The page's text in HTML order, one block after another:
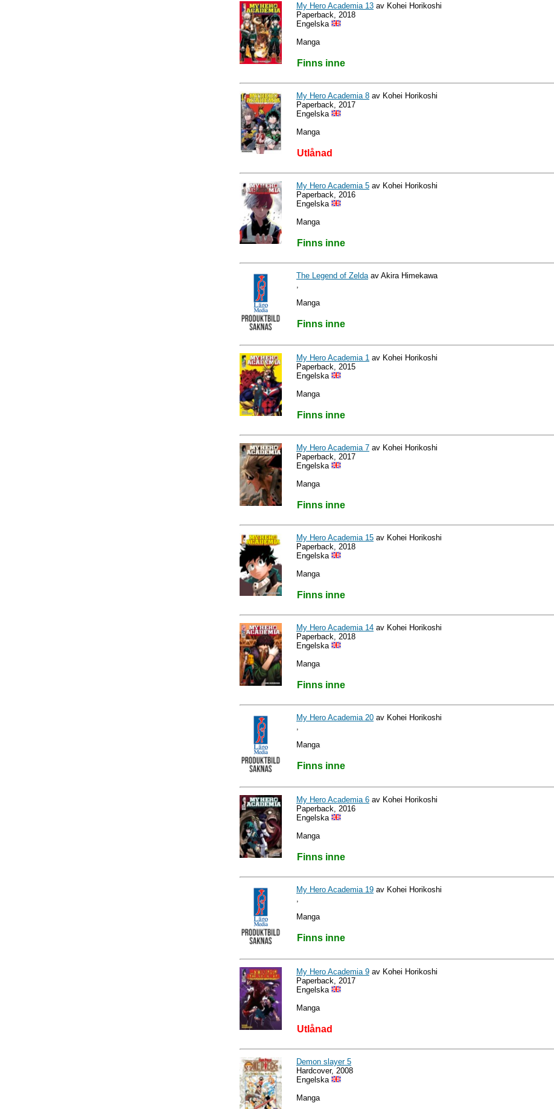
My Hero Academia 13 av Kohei Horikoshi
Paperback, 2018
Engelska
Manga
Finns inne
My Hero Academia 8 av Kohei Horikoshi
Paperback, 2017
Engelska
Manga
Utlånad
My Hero Academia 5 av Kohei Horikoshi
Paperback, 2016
Engelska
Manga
Finns inne
The Legend of Zelda av Akira Himekawa
Manga
Finns inne
My Hero Academia 1 av Kohei Horikoshi
Paperback, 2015
Engelska
Manga
Finns inne
My Hero Academia 7 av Kohei Horikoshi
Paperback, 2017
Engelska
Manga
Finns inne
My Hero Academia 15 av Kohei Horikoshi
Paperback, 2018
Engelska
Manga
Finns inne
My Hero Academia 14 av Kohei Horikoshi
Paperback, 2018
Engelska
Manga
Finns inne
My Hero Academia 20 av Kohei Horikoshi
Manga
Finns inne
My Hero Academia 6 av Kohei Horikoshi
Paperback, 2016
Engelska
Manga
Finns inne
My Hero Academia 19 av Kohei Horikoshi
Manga
Finns inne
My Hero Academia 9 av Kohei Horikoshi
Paperback, 2017
Engelska
Manga
Utlånad
Demon slayer 5
Hardcover, 2008
Engelska
Manga